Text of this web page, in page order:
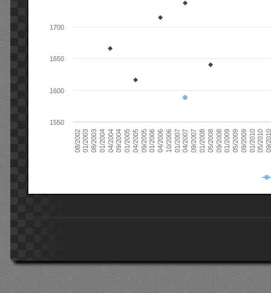
08/200201/200308/200301/200404/200409/200401/200504/200509/200501/200604/200610/200601/200704/200709/200701/200805/200809/200801/200905/200909/200901/201005/201009/
1550
1600
1650
1700